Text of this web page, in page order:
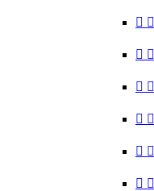
 
 
 
 
 
 